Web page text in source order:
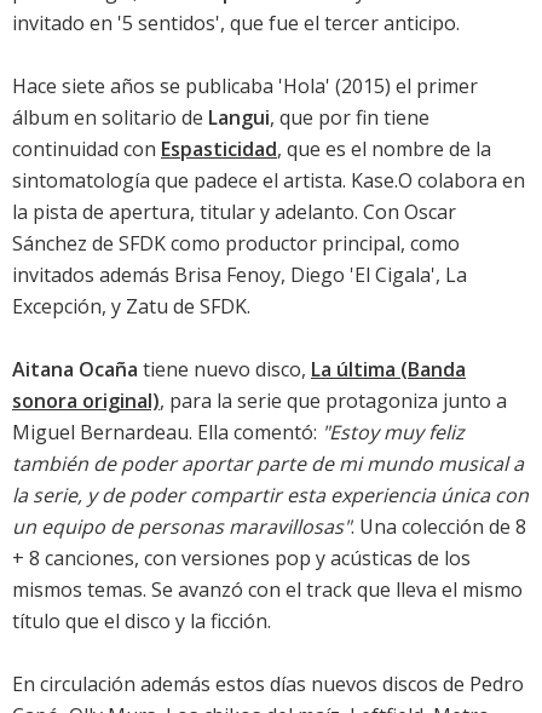
invitado en '5 sentidos', que fue el tercer anticipo.
Hace siete años se publicaba 'Hola' (2015) el primer
álbum en solitario de Langui, que por fin tiene
continuidad con Espasticidad, que es el nombre de la
sintomatología que padece el artista. Kase.O colabora en
la pista de apertura, titular y adelanto. Con Oscar
Sánchez de SFDK como productor principal, como
invitados además Brisa Fenoy, Diego 'El Cigala', La
Excepción, y Zatu de SFDK.
Aitana Ocaña tiene nuevo disco, La última (Banda
sonora original), para la serie que protagoniza junto a
Miguel Bernardeau. Ella comentó: "Estoy muy feliz
también de poder aportar parte de mi mundo musical a
la serie, y de poder compartir esta experiencia única con
un equipo de personas maravillosas". Una colección de 8
+ 8 canciones, con versiones pop y acústicas de los
mismos temas. Se avanzó con el track que lleva el mismo
título que el disco y la ficción.
En circulación además estos días nuevos discos de Pedro